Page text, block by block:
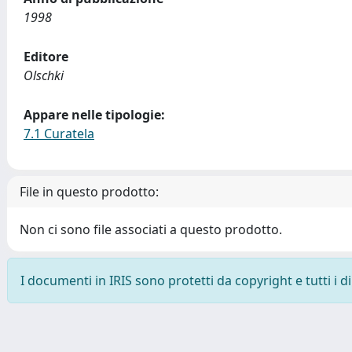
1998
Editore
Olschki
Appare nelle tipologie:
7.1 Curatela
File in questo prodotto:
Non ci sono file associati a questo prodotto.
I documenti in IRIS sono protetti da copyright e tutti i